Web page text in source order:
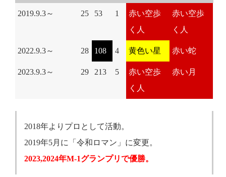
2019.9.3～ 25 53 1
赤い空歩
く人
赤い空歩
く人
2022.9.3～ 28 108 4 黄色い星 赤い蛇
2023.9.3～ 29 213 5
赤い空歩
く人
赤い月
2018年よりプロとして活動。
2019年5月に「令和ロマン」に変更。
2023,2024年M-1グランプリで優勝。